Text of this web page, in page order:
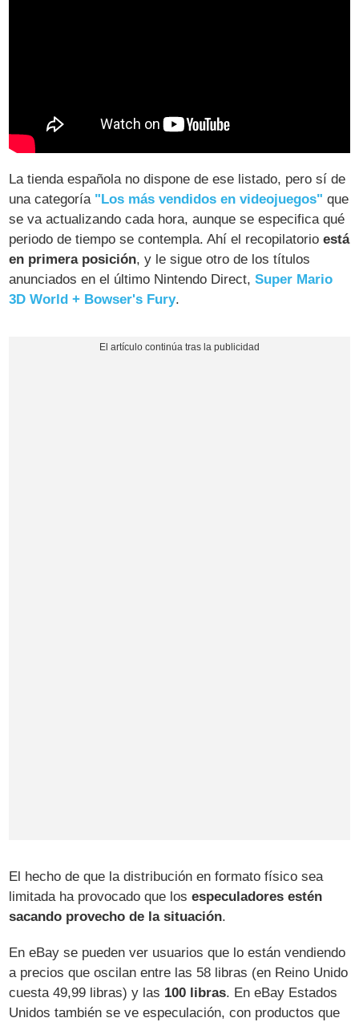
La tienda española no dispone de ese listado, pero sí de
una categoría "Los más vendidos en videojuegos" que
se va actualizando cada hora, aunque se especifica qué
periodo de tiempo se contempla. Ahí el recopilatorioestá
en primera posición, y le sigue otro de los títulos
anunciados en el último Nintendo Direct,Super Mario
3D World + Bowser's Fury.
El hecho de que la distribución en formato físico sea
limitada ha provocado que losespeculadores estén
sacando provecho de la situación.
En eBay se pueden ver usuarios que lo están vendiendo
a precios que oscilan entre las 58 libras (en Reino Unido
cuesta 49,99 libras) y las 100 libras. En eBay Estados
Unidos también se ve especulación, con productos que